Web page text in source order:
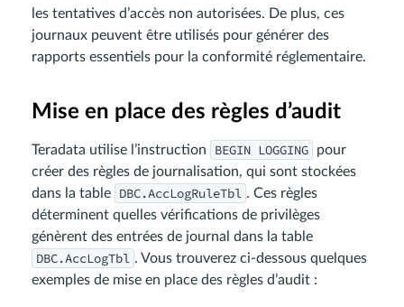
les tentatives d’accès non autorisées. De plus, ces
journaux peuvent être utilisés pour générer des
rapports essentiels pour la conformité réglementaire.
Mise en place des règles d’audit
Teradata utilise l’instruction BEGIN LOGGING
pour
créer des règles de journalisation, qui sont stockées
dans la table
DBC.AccLogRuleTbl . Ces règles
déterminent quelles vérifications de privilèges
génèrent des entrées de journal dans la table
DBC.AccLogTbl . Vous trouverez ci-dessous quelques
exemples de mise en place des règles d’audit :